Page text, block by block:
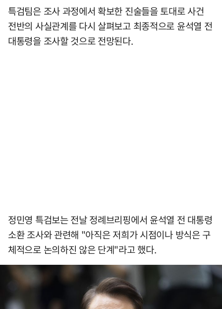
특검팀은 조사 과정에서 확보한 진술들을 토대로 사건
전반의 사실관계를 다시 살펴보고 최종적으로 윤석열 전
대통령을 조사할 것으로 전망된다.
정민영 특검보는 전날 정례브리핑에서 윤석열 전 대통령
소환 조사와 관련해 "아직은 저희가 시점이나 방식은 구
체적으로 논의하진 않은 단계"라고 했다.